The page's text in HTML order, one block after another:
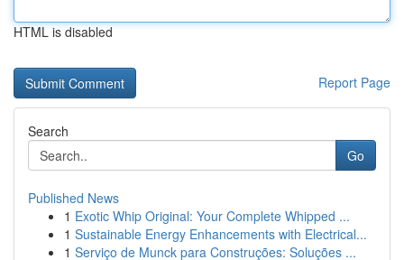
HTML is disabled
Report Page
Search
Go
Published News
1 Exotic Whip Original: Your Complete Whipped ...
1 Sustainable Energy Enhancements with Electrical...
1 Serviço de Munck para Construções: Soluções ...